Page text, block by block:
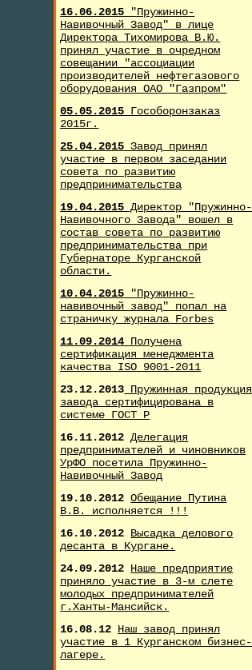
16.06.2015
"Пружинно-
Навивочный Завод" в лице
Директора Тихомирова В.Ю.
принял участие в очредном
совещании "ассоциации
производителей нефтегазового
оборудования ОАО "Газпром"
05.05.2015 Гособоронзаказ
2015г.
25.04.2015 Завод принял
участие в первом заседании
совета по развитию
предпринимательства
19.04.2015 Директор "Пружинно-
Навивочного Завода" вошел в
состав совета по развитию
предпринимательства при
Губернаторе Курганской
области.
10.04.2015 "Пружинно-
навивочный завод" попал на
страничку журнала Forbes
11.09.2014 Получена
сертификация менеджмента
качества ISO 9001-2011
23.12.2013 Пружинная продукция
завода сертифицирована в
системе ГОСТ Р
16.11.2012Делегация
предпринимателей и чиновников
УрФО посетила Пружинно-
Навивочный Завод
19.10.2012Обещание Путина
В.В. исполняется !!!
16.10.2012 Высадка делового
десанта в Кургане.
24.09.2012 Наше предприятие
приняло участие в 3-м слете
молодых предпринимателей
г.Ханты-Мансийск.
16.08.12 Наш завод принял
участие в 1 Курганском бизнес-
лагере.